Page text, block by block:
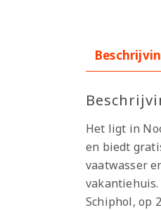
Het ligt in
en biedt
vaatwasser
vakantiehuis.
Schiphol, op